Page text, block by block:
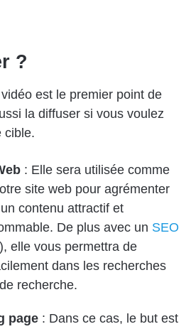
?
est le premier point de
la diffuser si vous voulez
cible.
: Elle sera utilisée comme
site web pour agrémenter
contenu attractif et
De plus avec un SEO
elle vous permettra de
dans les recherches
recherche.
page : Dans ce cas, le but est